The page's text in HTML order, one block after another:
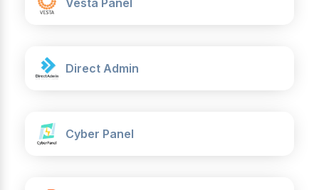
Vesta Panel
Direct Admin
Cyber Panel